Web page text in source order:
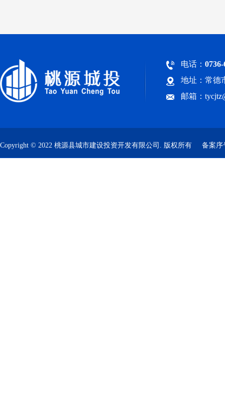
电话：
地址：常德
邮箱：
Copyright © 2022 桃源县城市建设投资开发有限公司. 版权所有 备案序